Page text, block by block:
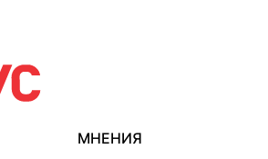
МНЕНИЯ